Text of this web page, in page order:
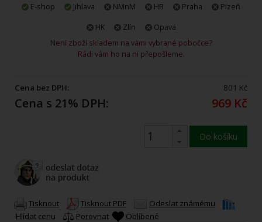
E-shop Jihlava NMnM HB Praha
Plzeň
HK
Zlín
Opava
Není zboží skladem na vámi vybrané pobočce?
Rádi vám ho na ni přepošleme.
Cena bez DPH: 801 Kč
Cena s 21% DPH: 969 Kč
Do košíku
Tisknout Tisknout PDF
Odeslat známému
Hlídat cenu
Porovnat
Oblíbené